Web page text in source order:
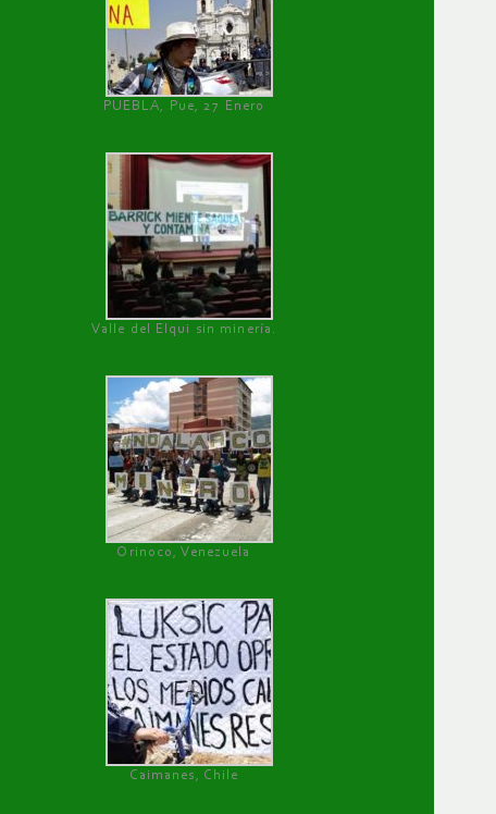
PUEBLA, Pue, 27 Enero
Valle del Elqui sin minería.
Orinoco, Venezuela
Caimanes, Chile